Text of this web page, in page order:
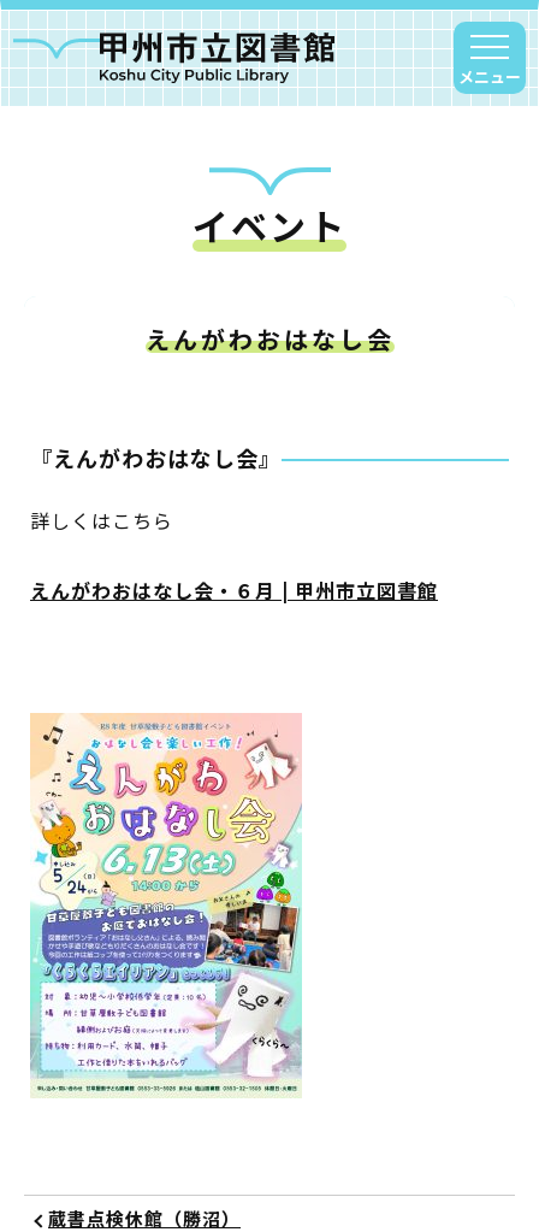
メニュー
イベント
えんがわおはなし会
『えんがわおはなし会』
詳しくはこちら
えんがわおはなし会・６月 | 甲州市立図書館
蔵書点検休館（勝沼）
甲州市図書館について
塩山図書館
読書アニマシオン
イベント
マンガ「雨宮敬二郎」
スポンサー企業
リンク集
利用案内
申請書ダウンロード
インターネットサービス